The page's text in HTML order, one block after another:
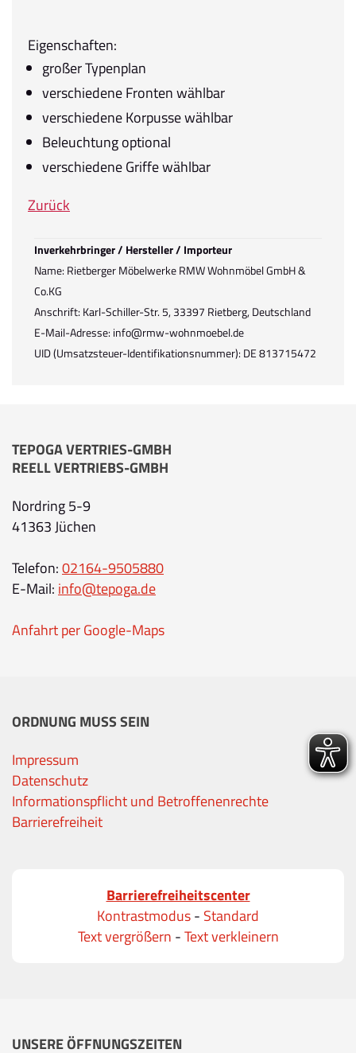
Eigenschaften:
großer Typenplan
verschiedene Fronten wählbar
verschiedene Korpusse wählbar
Beleuchtung optional
verschiedene Griffe wählbar
Zurück
Inverkehrbringer / Hersteller / Importeur
Name: Rietberger Möbelwerke RMW Wohnmöbel GmbH &
Co.KG
Anschrift: Karl-Schiller-Str. 5, 33397 Rietberg, Deutschland
E-Mail-Adresse: info@rmw-wohnmoebel.de
UID (Umsatzsteuer-Identifikationsnummer): DE 813715472
TEPOGA VERTRIES-GMBH
REELL VERTRIEBS-GMBH
Nordring 5-9
41363 Jüchen
Telefon:02164-9505880
E-Mail: info@tepoga.de
Anfahrt per Google-Maps
ORDNUNG MUSS SEIN
Impressum
Datenschutz
Informationspflicht und Betroffenenrechte
Barrierefreiheit
Barrierefreiheitscenter
Kontrastmodus- Standard
Text vergrößern -Text verkleinern
UNSERE ÖFFNUNGSZEITEN